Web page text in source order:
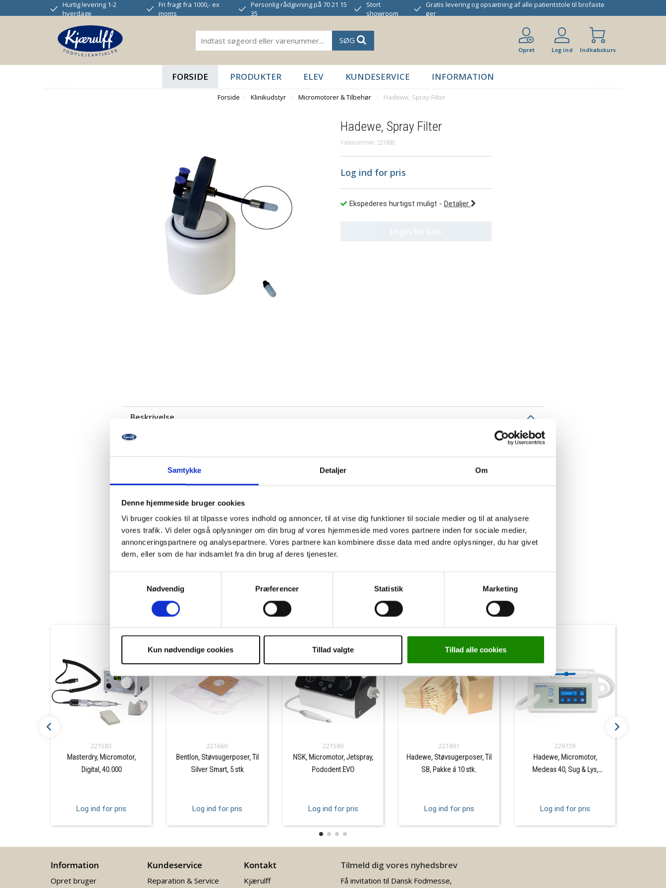
Samtykke Detaljer Om
Denne hjemmeside bruger cookies
Vi bruger cookies til at tilpasse vores indhold og annoncer, til at vise dig funktioner til sociale medier og til at analysere
vores trafik. Vi deler også oplysninger om din brug af vores hjemmeside med vores partnere inden for sociale medier,
annonceringspartnere og analysepartnere. Vores partnere kan kombinere disse data med andre oplysninger, du har givet
dem, eller som de har indsamlet fra din brug af deres tjenester.
Nødvendig
Præferencer Statistik Marketing
Kun nødvendige cookies Tillad valgte Tillad alle cookies
Hurtig levering 1-2
hverdage
Fri fragt fra 1000,- ex
moms
Personlig rådgivning på 70 21 15
35
Stort
showroom
Gratis levering og opsætning af alle patientstole til brofaste
øer
SØG
Opret
Log ind Indkøbskurv
FORSIDE PRODUKTER ELEV KUNDESERVICE INFORMATION
Forside - Klinikudstyr - Micromotorer & Tilbehør - Hadewe, Spray Filter
Hadewe, Spray Filter
Varenummer: 221880
Log ind for pris
Ekspederes hurtigst muligt - Detaljer
Beskrivelse
Filter til alle Hadewe's spraymaskiner.
Derfor er dér et vandfilter i væskebeholderen til beskyttelse.
Du bør skifte vandfilteret to gange om året, eller når det bliver snavset.
regelmæssigt.
Specifikationer
Andre har også købt
221583
Masterdry, Micromotor,
Digital, 40.000
Log ind for pris
221660
Bentlon, Støvsugerposer, Til
Silver Smart, 5 stk
Log ind for pris
221589
NSK, Micromotor, Jetspray,
Pododent EVO
Log ind for pris
221891
Hadewe, Støvsugerposer, Til
SB, Pakke á 10 stk.
Log ind for pris
229739
Hadewe, Micromotor,
Medeas 40, Sug & Lys,
Log ind for pris
Information
Opret bruger
Kundeservice
Reparation & Service
Kontakt
Kjærulff
Tilmeld dig vores nyhedsbrev
Få invitation til Dansk Fodmesse,